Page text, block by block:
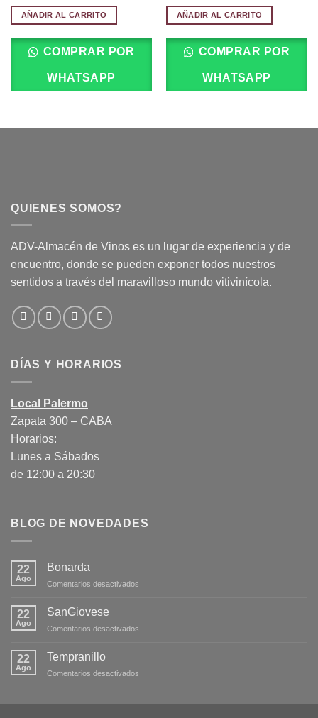
AÑADIR AL CARRITO
COMPRAR POR
WHATSAPP
AÑADIR AL CARRITO
COMPRAR POR
WHATSAPP
QUIENES SOMOS?
ADV-Almacén de Vinos es un lugar de experiencia y de
encuentro, donde se pueden exponer todos nuestros
sentidos a través del maravilloso mundo vitivinícola.
DÍAS Y HORARIOS
Local Palermo
Zapata 300 – CABA
Horarios:
Lunes a Sábados
de 12:00 a 20:30
BLOG DE NOVEDADES
22
Ago
Bonarda
Comentarios desactivados
22
Ago
SanGiovese
Comentarios desactivados
22
Ago
Tempranillo
Comentarios desactivados